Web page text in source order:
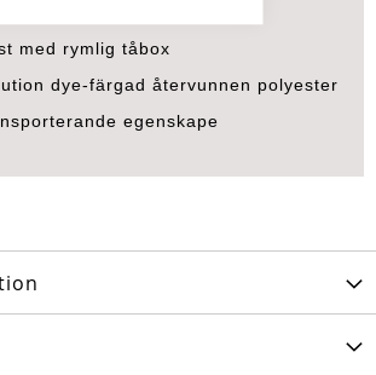
med rymlig tåbox
dye-färgad återvunnen polyester
egenskape